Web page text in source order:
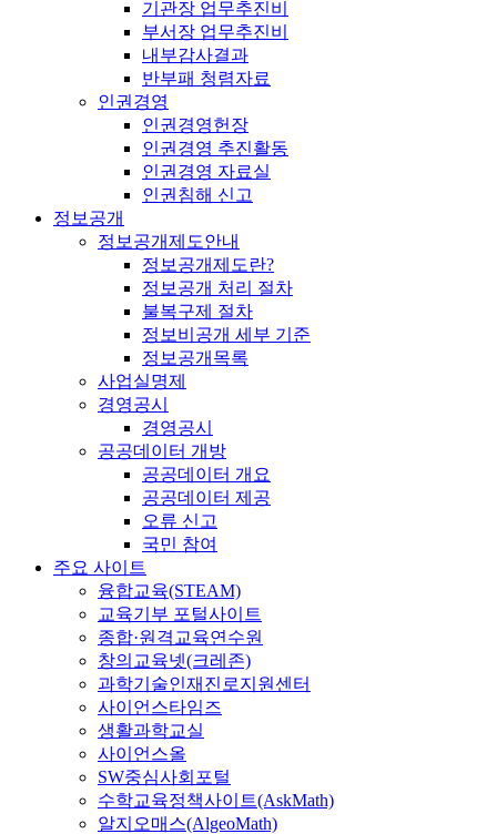
기관장 업무추진비
부서장 업무추진비
내부감사결과
반부패 청렴자료
인권경영
인권경영헌장
인권경영 추진활동
인권경영 자료실
인권침해 신고
정보공개
정보공개제도안내
정보공개제도란?
정보공개 처리 절차
불복구제 절차
정보비공개 세부 기준
정보공개목록
사업실명제
경영공시
경영공시
공공데이터 개방
공공데이터 개요
공공데이터 제공
오류 신고
국민 참여
주요 사이트
융합교육(STEAM)
교육기부 포털사이트
종합·원격교육연수원
창의교육넷(크레존)
과학기술인재진로지원센터
사이언스타임즈
생활과학교실
사이언스올
SW중심사회포털
수학교육정책사이트(AskMath)
알지오매스(AlgeoMath)